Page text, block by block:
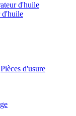
d'huile
d'huile
Pièces d'usure